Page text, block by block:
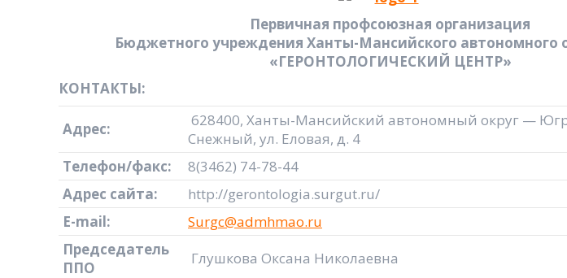
Первичная профсоюзная организация
Бюджетного учреждения Ханты-Мансийского автономного
«ГЕРОНТОЛОГИЧЕСКИЙ ЦЕНТР»
КОНТАКТЫ:
Адрес:
628400, Ханты-Мансийский автономный округ —
Снежный, ул. Еловая, д. 4
Телефон/факс:
8(3462) 74-78-44
Адрес сайта:
http://gerontologia.surgut.ru/
E-mail:
Surgc@admhmao.ru
Председатель
ППО
Глушкова Оксана Николаевна